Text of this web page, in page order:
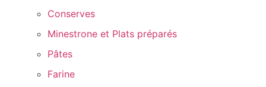
Conserves
Minestrone et Plats préparés
Pâtes
Farine